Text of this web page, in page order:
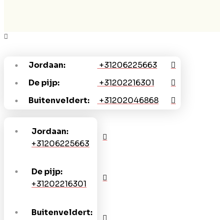
Jordaan:
+31206225663
De pijp:
+31202216301
Buitenveldert:
+31202046868
Jordaan:
+31206225663
De pijp:
+31202216301
Buitenveldert: